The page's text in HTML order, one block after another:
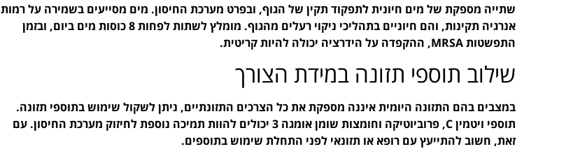
שתייה מספקת של מים חיונית לתפקוד תקין של הגוף, ובפרט מערכת החיסון. מים מסייעים בשמירה על רמות
אנרגיה תקינות, והם חיוניים בתהליכי ניקוי רעלים מהגוף. מומלץ לשתות לפחות 8 כוסות מים ביום, ובזמן
התפשטות MRSA, ההקפדה על הידרציה יכולה להיות קריטית.
שילוב תוספי תזונה במידת הצורך
במצבים בהם התזונה היומית איננה מספקת את כל הצרכים התזונתיים, ניתן לשקול שימוש בתוספי תזונה.
תוספי ויטמין C, פרוביוטיקה וחומצות שומן אומגה 3 יכולים להוות תמיכה נוספת לחיזוק מערכת החיסון. עם
זאת, חשוב להתייעץ עם רופא או תזונאי לפני התחלת שימוש בתוספים.